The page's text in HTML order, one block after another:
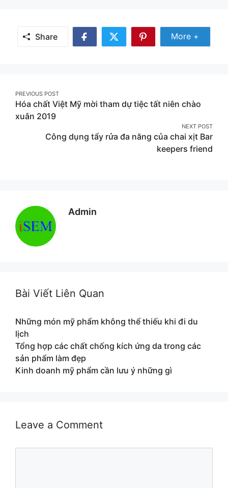
Share
Share
Share
Share
More
More +
Post
navigation
PREVIOUS POST
Hóa chất Việt Mỹ mời tham dự tiệc tất niên chào
xuân 2019
NEXT POST
Công dụng tẩy rửa đa năng của chai xịt Bar
keepers friend
Admin
Bài Viết Liên Quan
Những món mỹ phẩm không thể thiếu khi đi du
lịch
Tổng hợp các chất chống kích ứng da trong các
sản phẩm làm đẹp
Kinh doanh mỹ phẩm cần lưu ý những gì
Leave a Comment